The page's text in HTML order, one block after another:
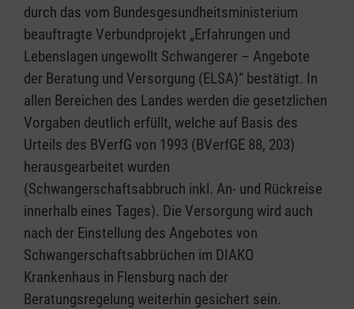
durch das vom Bundesgesundheitsministerium
beauftragte Verbundprojekt „Erfahrungen und
Lebenslagen ungewollt Schwangerer – Angebote
der Beratung und Versorgung (ELSA)“ bestätigt. In
allen Bereichen des Landes werden die gesetzlichen
Vorgaben deutlich erfüllt, welche auf Basis des
Urteils des BVerfG von 1993 (BVerfGE 88, 203)
herausgearbeitet wurden
(Schwangerschaftsabbruch inkl. An- und Rückreise
innerhalb eines Tages). Die Versorgung wird auch
nach der Einstellung des Angebotes von
Schwangerschaftsabbrüchen im DIAKO
Krankenhaus in Flensburg nach der
Beratungsregelung weiterhin gesichert sein.